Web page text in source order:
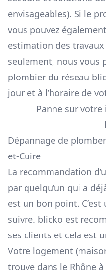
envisageables). Si le
vous pouvez
estimation des travaux
seulement, nous vous
plombier du réseau
jour et à l’horaire de
Panne sur
Dépannage de
et-Cuire
La recommandation
par quelqu’un qui a
est un bon point.
suivre. blicko est
ses clients et cela est
Votre logement
trouve dans le Rhône